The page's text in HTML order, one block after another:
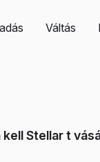
Váltás
kell Stellar t